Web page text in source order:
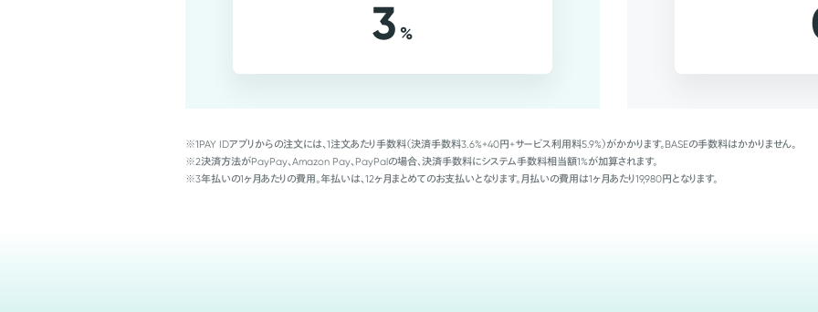
3 %
※1PAY IDアプリからの注文には、1注文あたり手数料（決済手数料3.6%+40円+サービス利用料5.9%）がかかります。BASEの手数料はかかりません。
※2決済方法がPayPay、Amazon Pay、PayPalの場合、決済手数料にシステム手数料相当額1%が加算されます。
※3年払いの1ヶ月あたりの費用。年払いは、12ヶ月まとめてのお支払いとなります。月払いの費用は1ヶ月あたり19,980円となります。